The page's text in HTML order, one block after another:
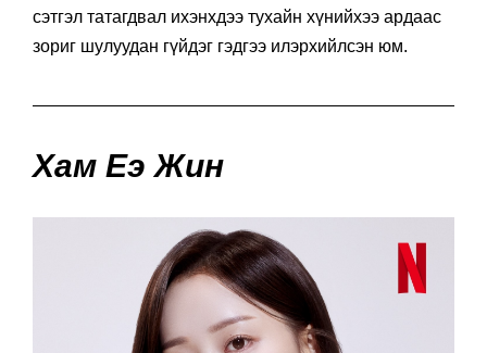
сэтгэл татагдвал ихэнхдээ тухайн хүнийхээ ардаас
зориг шулуудан гүйдэг гэдгээ илэрхийлсэн юм.
Хам Еэ Жин